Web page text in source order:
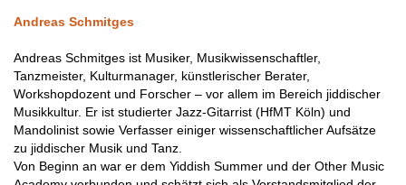
Andreas Schmitges
Andreas Schmitges ist Musiker, Musikwissenschaftler,
Tanzmeister, Kulturmanager, künstlerischer Berater,
Workshopdozent und Forscher – vor allem im Bereich jiddischer
Musikkultur. Er ist studierter Jazz-Gitarrist (HfMT Köln) und
Mandolinist sowie Verfasser einiger wissenschaftlicher Aufsätze
zu jiddischer Musik und Tanz.
Von Beginn an war er dem Yiddish Summer und der Other Music